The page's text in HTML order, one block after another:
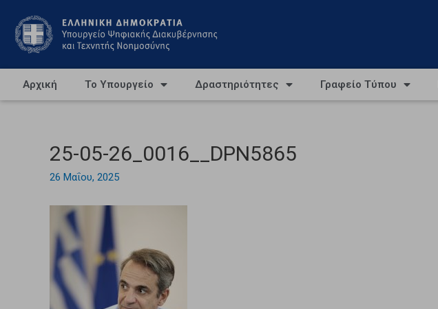
Αρχική Το Υπουργείο Δραστηριότητες Γραφείο Τύπου
25-05-26_0016__DPN5865
26 Μαΐου, 2025